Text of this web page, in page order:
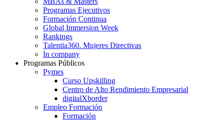
Programas Ejecutivos
Formación Continua
Global Immersion Week
Rankings
Talentia360. Mujeres Directivas
In company
Programas Públicos
Pymes
Curso Upskilling
Centro de Alto Rendimiento Empresarial
digitalXborder
Empleo Formación
Formación